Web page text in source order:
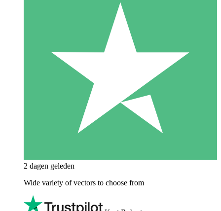
2 dagen geleden
Wide variety of vectors to choose from